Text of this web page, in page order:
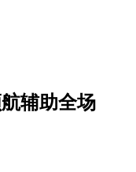
辅助全场